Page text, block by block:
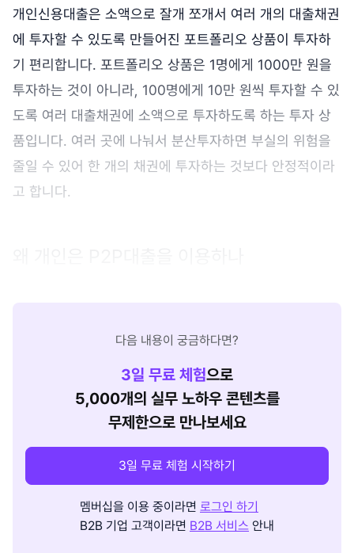
개인신용대출은 소액으로 잘개 쪼개서 여러 개의 대출채권
에 투자할 수 있도록 만들어진 포트폴리오 상품이 투자하
기 편리합니다. 포트폴리오 상품은 1명에게 1000만 원을
투자하는 것이 아니라, 100명에게 10만 원씩 투자할 수 있
도록 여러 대출채권에 소액으로 투자하도록 하는 투자 상
품입니다. 여러 곳에 나눠서 분산투자하면 부실의 위험을
줄일 수 있어 한 개의 채권에 투자하는 것보다 안정적이라
고 합니다.
다음 내용이 궁금하다면?
3일 무료 체험으로
5,000개의 실무 노하우 콘텐츠를
무제한으로 만나보세요
3일 무료 체험 시작하기
멤버십을 이용 중이라면 로그인 하기
B2B 기업 고객이라면 B2B 서비스 안내